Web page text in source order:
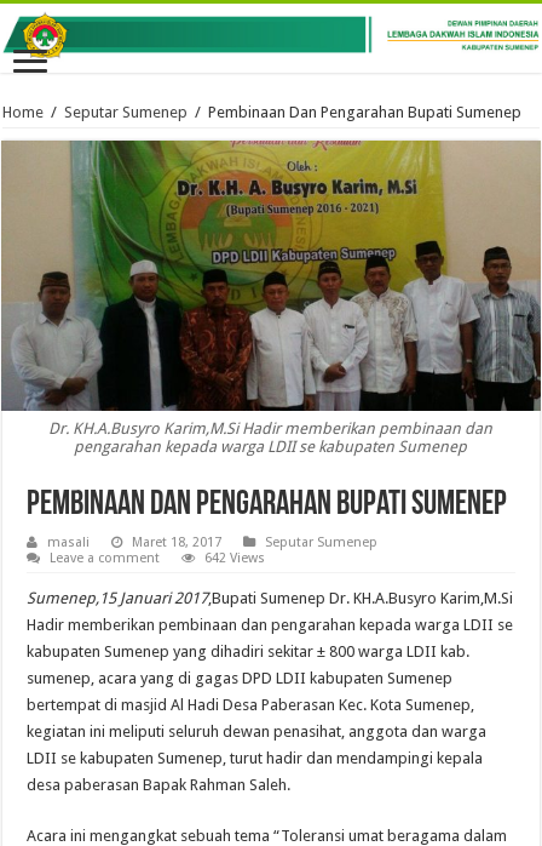
Home / Seputar Sumenep / Pembinaan Dan Pengarahan Bupati Sumenep
Dr. KH.A.Busyro Karim,M.Si Hadir memberikan pembinaan dan
pengarahan kepada warga LDII se kabupaten Sumenep
Pembinaan Dan Pengarahan Bupati Sumenep
masali Maret 18, 2017
Seputar Sumenep
Leave a comment
642 Views
Sumenep,15 Januari 2017,Bupati Sumenep Dr. KH.A.Busyro Karim,M.Si
Hadir memberikan pembinaan dan pengarahan kepada warga LDII se
kabupaten Sumenep yang dihadiri sekitar ± 800 warga LDII kab.
sumenep, acara yang di gagas DPD LDII kabupaten Sumenep
bertempat di masjid Al Hadi Desa Paberasan Kec. Kota Sumenep,
kegiatan ini meliputi seluruh dewan penasihat, anggota dan warga
LDII se kabupaten Sumenep, turut hadir dan mendampingi kepala
desa paberasan Bapak Rahman Saleh.
Acara ini mengangkat sebuah tema “Toleransi umat beragama dalam